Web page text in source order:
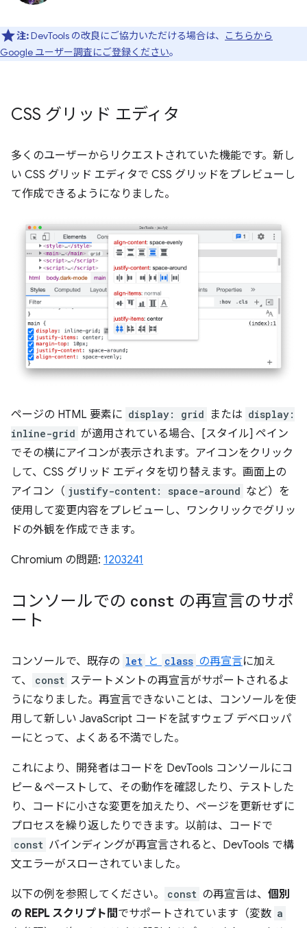
注:DevTools の改良にご協力いただける場合は、
こちらから
Google ユーザー調査にご登録ください。
CSS グリッド エディタ
多くのユーザーからリクエストされていた機能です。新し
い CSS グリッド エディタで CSS グリッドをプレビューし
て作成できるようになりました。
ページの HTML 要素に display: grid または display:
inline-grid が適用されている場合、[スタイル] ペイン
でその横にアイコンが表示されます。アイコンをクリック
して、CSS グリッド エディタを切り替えます。画面上の
アイコン（ justify-content: space-around など）を
使用して変更内容をプレビューし、ワンクリックでグリッ
ドの外観を作成できます。
Chromium の問題: 1203241
コンソールでの const の再宣言のサポ
ート
コンソールで、既存の let と class の再宣言に加え
て、
const ステートメントの再宣言がサポートされるよ
うになりました。再宣言できないことは、コンソールを使
用して新しい JavaScript コードを試すウェブ デベロッパ
ーにとって、よくある不満でした。
これにより、開発者はコードを DevTools コンソールにコ
ピー＆ペーストして、その動作を確認したり、テストした
り、コードに小さな変更を加えたり、ページを更新せずに
プロセスを繰り返したりできます。以前は、コードで
const バインディングが再宣言されると、DevTools で構
文エラーがスローされていました。
以下の例を参照してください。 const の再宣言は、 個別
の REPL スクリプト間でサポートされています（変数 a